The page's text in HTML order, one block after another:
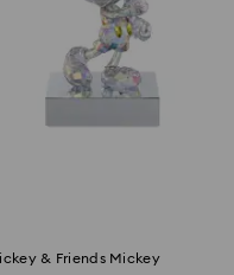
& Friends Mickey